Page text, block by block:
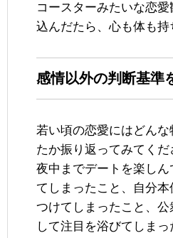
コースターみたいな恋
込んだたら、心も体も持
感情以外の判断基準
若い頃の恋愛にはどん
たか振り返ってみてく
夜中までデートを楽し
てしまったこと、自分
つけてしまったこと、
して注目を浴びてしま